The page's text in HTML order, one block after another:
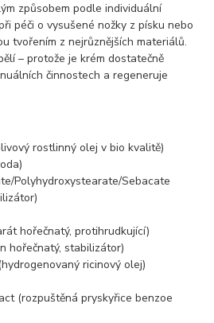
způsobem podle individuální
péči o vysušené nožky z písku nebo
tvořením z nejrůznějších materiálů.
– protože je krém dostatečně
činnostech a regeneruje
rostlinný olej v bio kvalitě)
Polyhydroxystearate/Sebacate
hořečnatý, protihrudkující)
hořečnatý, stabilizátor)
ricinový olej)
(rozpuštěná pryskyřice benzoe